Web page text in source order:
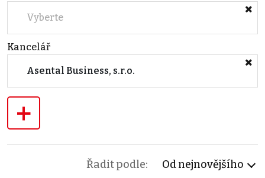
Vyberte
Kancelář
Asental Business, s.r.o.
+
Řadit podle: Od nejnovějšího